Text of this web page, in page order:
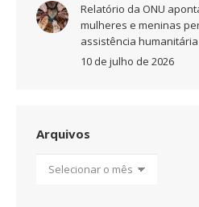
Relatório da ONU
mulheres e meninas
assistência humanitária
10 de julho de 2026
Arquivos